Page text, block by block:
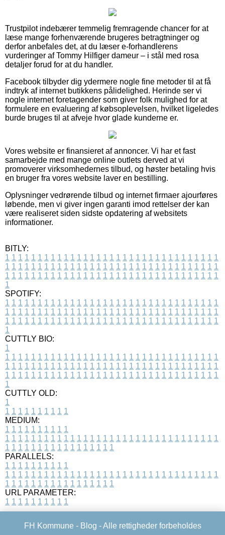
Trustpilot indebærer temmelig fremragende chancer for at
læse mange forhenværende brugeres betragtninger og
derfor anbefales det, at du læser e-forhandlerens
vurderinger af Tommy Hilfiger dameur – i stål med rosa
detaljer forud for at du handler.
Facebook tilbyder dig ydermere nogle fine metoder til at få
indtryk af internet butikkens pålidelighed. Herinde ser vi
nogle internet foretagender som giver folk mulighed for at
formulere en evaluering af købsoplevelsen, hvilket ligeledes
burde bruges til at afveje hvor glade kunderne er.
Vores website er finansieret af annoncer. Vi har et fast
samarbejde med mange online outlets derved at vi
promoverer virksomhedernes tilbud, og høster betaling hvis
en bruger fra vores website laver en bestilling.
Oplysninger vedrørende tilbud og internet firmaer ajourføres
løbende, men vi giver ingen garanti imod rettelser der kan
være realiseret siden sidste opdatering af websitets
informationer.
BITLY:
1 1 1 1 1 1 1 1 1 1 1 1 1 1 1 1 1 1 1 1 1 1 1 1 1 1 1 1 1 1 1 1 1
1 1 1 1 1 1 1 1 1 1 1 1 1 1 1 1 1 1 1 1 1 1 1 1 1 1 1 1 1 1 1 1 1
1 1 1 1 1 1 1 1 1 1 1 1 1 1 1 1 1 1 1 1 1 1 1 1 1 1 1 1 1 1 1 1 1
1
SPOTIFY:
1 1 1 1 1 1 1 1 1 1 1 1 1 1 1 1 1 1 1 1 1 1 1 1 1 1 1 1 1 1 1 1 1
1 1 1 1 1 1 1 1 1 1 1 1 1 1 1 1 1 1 1 1 1 1 1 1 1 1 1 1 1 1 1 1 1
1 1 1 1 1 1 1 1 1 1 1 1 1 1 1 1 1 1 1 1 1 1 1 1 1 1 1 1 1 1 1 1 1
1
CUTTLY BIO:
1
1 1 1 1 1 1 1 1 1 1 1 1 1 1 1 1 1 1 1 1 1 1 1 1 1 1 1 1 1 1 1 1 1
1 1 1 1 1 1 1 1 1 1 1 1 1 1 1 1 1 1 1 1 1 1 1 1 1 1 1 1 1 1 1 1 1
1 1 1 1 1 1 1 1 1 1 1 1 1 1 1 1 1 1 1 1 1 1 1 1 1 1 1 1 1 1 1 1 1
1
CUTTLY OLD:
1
1 1 1 1 1 1 1 1 1 1
MEDIUM:
1 1 1 1 1 1 1 1 1 1
1 1 1 1 1 1 1 1 1 1 1 1 1 1 1 1 1 1 1 1 1 1 1 1 1 1 1 1 1 1 1 1 1
1 1 1 1 1 1 1 1 1 1 1 1 1 1 1 1 1
PARALLELS:
1 1 1 1 1 1 1 1 1 1
1 1 1 1 1 1 1 1 1 1 1 1 1 1 1 1 1 1 1 1 1 1 1 1 1 1 1 1 1 1 1 1 1
1 1 1 1 1 1 1 1 1 1 1 1 1 1 1 1 1
URL PARAMETER:
1 1 1 1 1 1 1 1 1 1
FH Kommune - Blog - Alle rettigheder forbeholdes